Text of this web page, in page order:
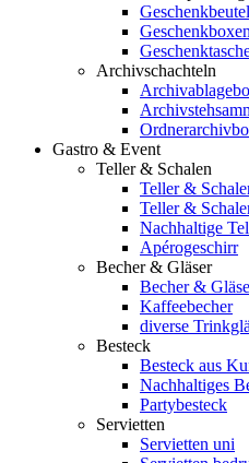
Geschenkbeutel
Geschenkboxen
Archivschachteln
Gastro & Event
Teller & Schalen
Teller &
Teller &
Nachhaltige
Apérogeschirr
Becher & Gläser
Becher &
Kaffeebecher
diverse
Besteck
Besteck aus
Nachhaltiges
Partybesteck
Servietten
Servietten uni